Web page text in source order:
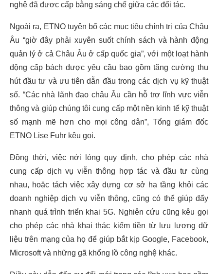
nghệ đã được cấp bằng sáng chế giữa các đối tác.
Ngoài ra, ETNO tuyên bố các mục tiêu chính trị của Châu
Âu “giờ đây phải xuyên suốt chính sách và hành động
quản lý ở cả Châu Âu ở cấp quốc gia”, với một loạt hành
động cấp bách được yêu cầu bao gồm tăng cường thu
hút đầu tư và ưu tiên dẫn đầu trong các dịch vụ kỹ thuật
số. “Các nhà lãnh đạo châu Âu cần hỗ trợ lĩnh vực viễn
thông và giúp chúng tôi cung cấp một nền kinh tế kỹ thuật
số mạnh mẽ hơn cho mọi công dân”, Tổng giám đốc
ETNO Lise Fuhr kêu gọi.
Đồng thời, việc nới lỏng quy định, cho phép các nhà
cung cấp dịch vụ viễn thông hợp tác và đầu tư cùng
nhau, hoặc tách việc xây dựng cơ sở hạ tầng khỏi các
doanh nghiệp dịch vụ viễn thông, cũng có thể giúp đẩy
nhanh quá trình triển khai 5G. Nghiên cứu cũng kêu gọi
cho phép các nhà khai thác kiếm tiền từ lưu lượng dữ
liệu trên mạng của họ để giúp bắt kịp Google, Facebook,
Microsoft và những gã khổng lồ công nghệ khác.